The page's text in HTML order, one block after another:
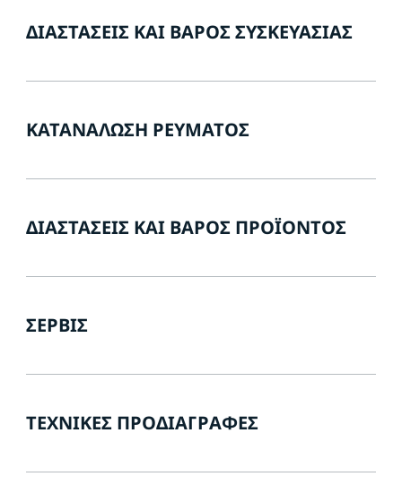
ΔΙΑΣΤΆΣΕΙΣ ΚΑΙ ΒΆΡΟΣ ΣΥΣΚΕΥΑΣΊΑΣ
ΚΑΤΑΝΆΛΩΣΗ ΡΕΎΜΑΤΟΣ
ΔΙΑΣΤΆΣΕΙΣ ΚΑΙ ΒΆΡΟΣ ΠΡΟΪΌΝΤΟΣ
ΣΈΡΒΙΣ
ΤΕΧΝΙΚΈΣ ΠΡΟΔΙΑΓΡΑΦΈΣ